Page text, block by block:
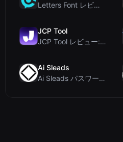
Letters Font レビュー：Instagramなどで使える無料Unicodeフォントジェネレ...
JCP Tool
JCP Tool レビュー: JSON、CSV、YAML、XML対応の無料クライアントサイドデータ変...
Ai Sleads
Ai Sleads パスワード強度チェッカーレビュー：ゼロアップロード、リアルタイムエントロピー分析